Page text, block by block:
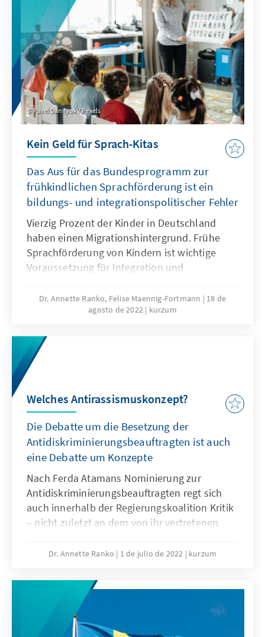
Erwerbszuwanderung ergibt.
Pavel Danilyuk / Pexels
Kein Geld für Sprach-Kitas
Das Aus für das Bundesprogramm zur
frühkindlichen Sprachförderung ist ein
bildungs- und integrationspolitischer Fehler
Vierzig Prozent der Kinder in Deutschland
haben einen Migrationshintergrund. Frühe
Sprachförderung von Kindern ist wichtige
Voraussetzung für Integration und
Bundesregierung, das Programm Sprach-Kitas
zu beenden, wird einem modernen
Bildungs-, Integrations- und
Zuwanderungspolitik zusammen gedacht
werden müssen.
Dr. Annette Ranko, Felise Maennig-Fortmann
18 de
agosto de 2022
kurzum
Welches Antirassismuskonzept?
Die Debatte um die Besetzung der
Antidiskriminierungsbeauftragten ist auch
eine Debatte um Konzepte
Nach Ferda Atamans Nominierung zur
Antidiskriminierungsbeauftragten regt sich
auch innerhalb der Regierungskoalition Kritik
– nicht zuletzt an dem von ihr vertretenen
deshalb ihr Verständnis von Rassismus und
Pläne zur Rassismus-Bekämpfungen
erläutern.
Dr. Annette Ranko 1 de julio de 2022 kurzum